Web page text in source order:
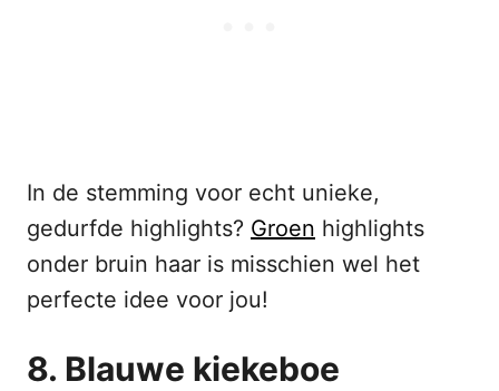
In de stemming voor echt unieke,
gedurfde highlights? Groen highlights
onder bruin haar is misschien wel het
perfecte idee voor jou!
8. Blauwe kiekeboe